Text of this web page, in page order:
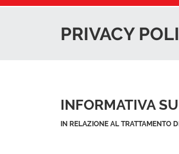
PRIVACY
INFORMATIVA
IN RELAZIONE AL TRATTAMENTO